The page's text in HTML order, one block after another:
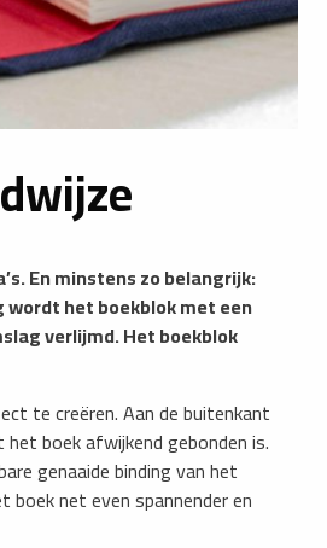
En minstens zo belangrijk:
wordt het boekblok met een
verlijmd. Het boekblok
te creëren. Aan de buitenkant
boek afwijkend gebonden is.
genaaide binding van het
net even spannender en